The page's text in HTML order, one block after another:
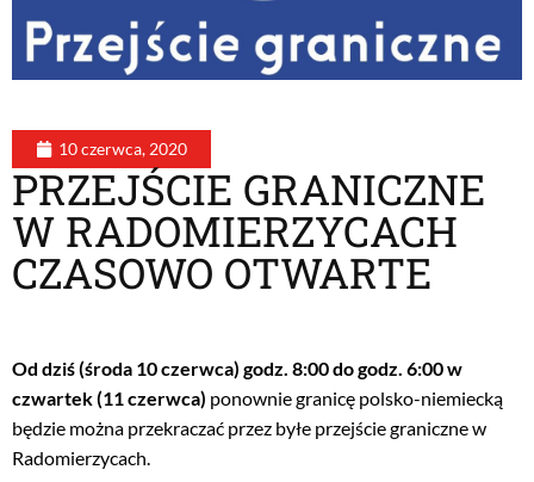
10 czerwca, 2020
PRZEJŚCIE GRANICZNE
W RADOMIERZYCACH
CZASOWO OTWARTE
Od dziś (środa 10 czerwca) godz. 8:00 do godz. 6:00 w
czwartek (11 czerwca) ponownie granicę polsko-niemiecką
będzie można przekraczać przez byłe przejście graniczne w
Radomierzycach.